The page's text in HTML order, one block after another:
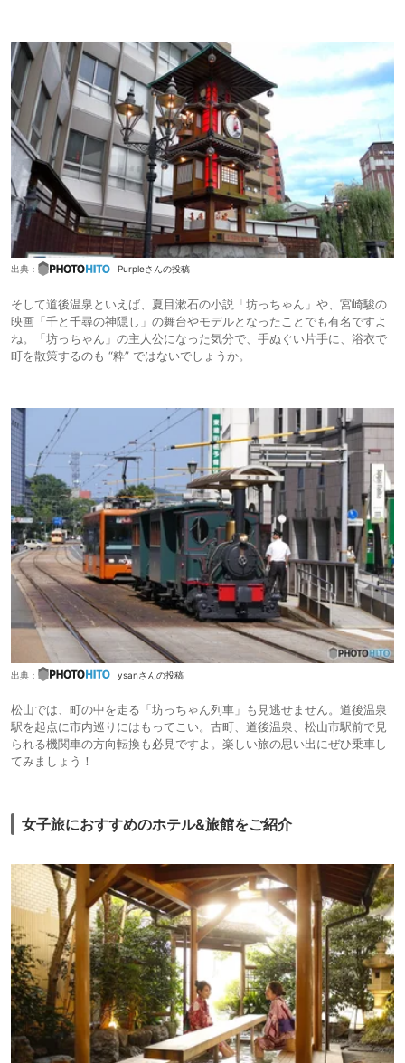
出典： Purpleさんの投稿
そして道後温泉といえば、夏目漱石の小説「坊っちゃん」や、宮崎駿の
映画「千と千尋の神隠し」の舞台やモデルとなったことでも有名ですよ
ね。「坊っちゃん」の主人公になった気分で、手ぬぐい片手に、浴衣で
町を散策するのも “粋” ではないでしょうか。
出典： ysanさんの投稿
松山では、町の中を走る「坊っちゃん列車」も見逃せません。道後温泉
駅を起点に市内巡りにはもってこい。古町、道後温泉、松山市駅前で見
られる機関車の方向転換も必見ですよ。楽しい旅の思い出にぜひ乗車し
てみましょう！
女子旅におすすめのホテル&旅館をご紹介